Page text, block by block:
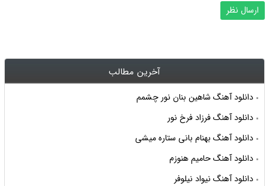
آخرین مطالب
دانلود آهنگ شاهین بنان نور چشمم
دانلود آهنگ فرزاد فرخ نور
دانلود آهنگ بهنام بانی ستاره میشی
دانلود آهنگ حامیم هنوزم
دانلود آهنگ نیواد نیلوفر